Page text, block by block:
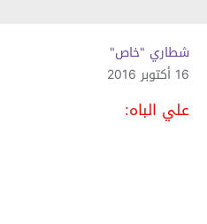
شطاري "خاص"
16 أكتوبر 2016
علي الباه: